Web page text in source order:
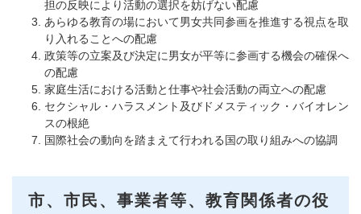
担の反映により活動の選択を妨げない配慮
あらゆる教育の場において男女共同参画を推進する視点を取
り入れることへの配慮
政策等の立案及び決定に男女が平等に参画する機会の確保へ
の配慮
家庭生活における活動と仕事や社会活動の両立への配慮
セクシャル・ハラスメント及びドメスティック・バイオレン
スの根絶
国際社会の動向を踏まえて行われる国の取り組みへの協調
市、市民、事業者等、教育関係者の役